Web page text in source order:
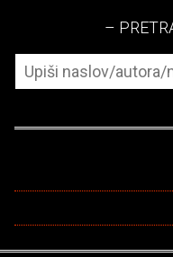
–